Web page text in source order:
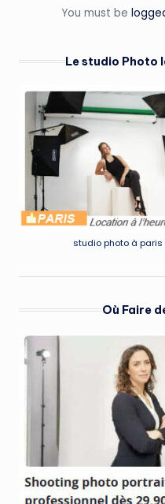
You must be
Le studio Photo
studio photo à paris
Où Faire